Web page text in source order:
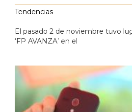
Tendencias
El pasado 2 de noviembre tuvo
‘FP AVANZA’ en el